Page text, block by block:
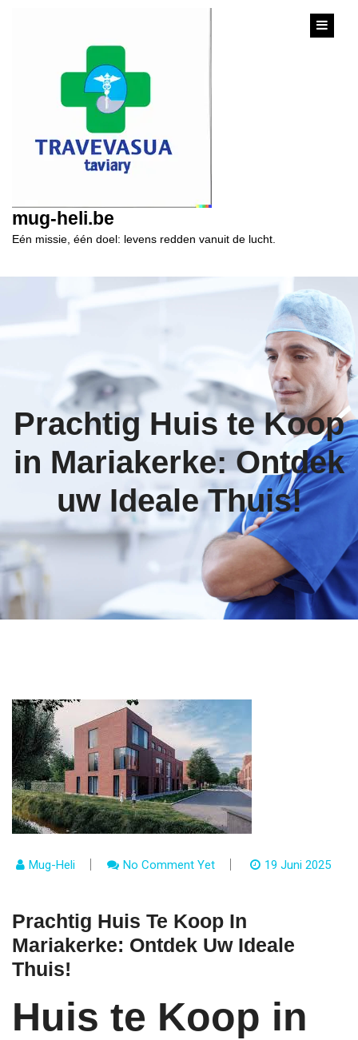
mug-heli.be
Eén missie, één doel: levens redden vanuit de lucht.
Prachtig Huis te Koop
in Mariakerke: Ontdek
uw Ideale Thuis!
Mug-Heli No Comment Yet 19 Juni 2025
Prachtig Huis Te Koop In
Mariakerke: Ontdek Uw Ideale
Thuis!
Huis te Koop in